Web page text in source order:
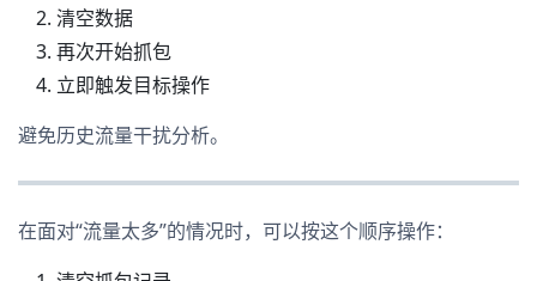
清空数据
再次开始抓包
立即触发目标操作
避免历史流量干扰分析。
在面对“流量太多”的情况时，可以按这个顺序操作：